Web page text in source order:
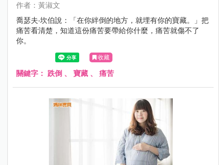
作者：黃淑文
喬瑟夫‧坎伯說：「在你絆倒的地方，就埋有你的寶藏。」把
痛苦看清楚，知道這份痛苦要帶給你什麼，痛苦就傷不了
你。
收藏
關鍵字： 跌倒 、 寶藏 、 痛苦